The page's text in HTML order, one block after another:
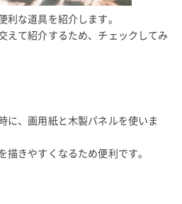
な道具を紹介します。
えて紹介するため、チェックしてみ
に、画用紙と木製パネルを使いま
きやすくなるため便利です。